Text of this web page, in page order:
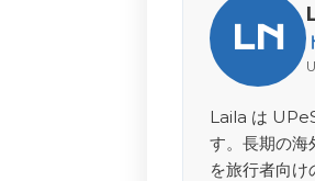
LN
Laila は
す。長期の海
を旅行者向け